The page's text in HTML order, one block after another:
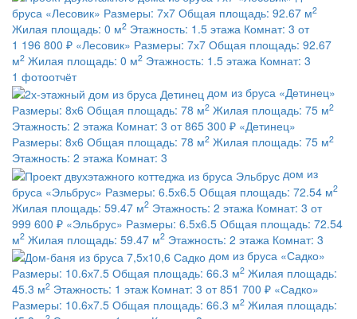
бруса «Лесовик» Размеры: 7х7 Общая площадь: 92.67 м2
Жилая площадь: 0 м2 Этажность: 1.5 этажа Комнат: 3 от
1 196 800 ₽ «Лесовик» Размеры: 7х7 Общая площадь: 92.67
м2 Жилая площадь: 0 м2 Этажность: 1.5 этажа Комнат: 3
1 фотоотчёт
дом из бруса «Детинец»
Размеры: 8х6 Общая площадь: 78 м2 Жилая площадь: 75 м2
Этажность: 2 этажа Комнат: 3 от 865 300 ₽ «Детинец»
Размеры: 8х6 Общая площадь: 78 м2 Жилая площадь: 75 м2
Этажность: 2 этажа Комнат: 3
дом из
бруса «Эльбрус» Размеры: 6.5х6.5 Общая площадь: 72.54 м2
Жилая площадь: 59.47 м2 Этажность: 2 этажа Комнат: 3 от
999 600 ₽ «Эльбрус» Размеры: 6.5х6.5 Общая площадь: 72.54
м2 Жилая площадь: 59.47 м2 Этажность: 2 этажа Комнат: 3
дом из бруса «Садко»
Размеры: 10.6х7.5 Общая площадь: 66.3 м2 Жилая площадь:
45.3 м2 Этажность: 1 этаж Комнат: 3 от 851 700 ₽ «Садко»
Размеры: 10.6х7.5 Общая площадь: 66.3 м2 Жилая площадь: